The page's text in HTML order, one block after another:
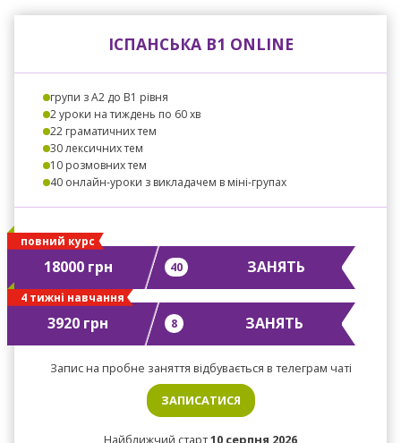
ІСПАНСЬКА B1 ONLINE
групи з A2 до B1 рівня
2 уроки на тиждень по 60 хв
22 граматичних тем
30 лексичних тем
10 розмовних тем
40 онлайн-уроки з викладачем в міні-групах
повний курс
18000 грн 40 ЗАНЯТЬ
4 тижні навчання
3920 грн 8 ЗАНЯТЬ
Запис на пробне заняття відбувається в телеграм чаті
ЗАПИСАТИСЯ
Найближчий старт10 серпня 2026